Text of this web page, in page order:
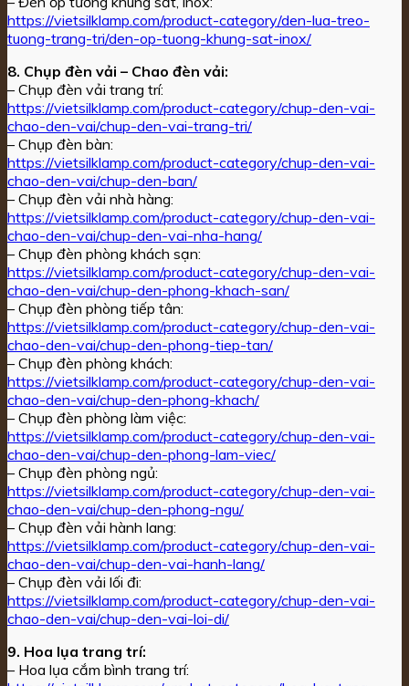
https://vietsilklamp.com/product-category/den-lua-treo-
tuong-trang-tri/den-op-tuong-khung-sat-inox/
8. Chụp đèn vải – Chao đèn vải:
– Chụp đèn vải trang trí:
https://vietsilklamp.com/product-category/chup-den-vai-
chao-den-vai/chup-den-vai-trang-tri/
– Chụp đèn bàn:
https://vietsilklamp.com/product-category/chup-den-vai-
chao-den-vai/chup-den-ban/
– Chụp đèn vải nhà hàng:
https://vietsilklamp.com/product-category/chup-den-vai-
chao-den-vai/chup-den-vai-nha-hang/
– Chụp đèn phòng khách sạn:
https://vietsilklamp.com/product-category/chup-den-vai-
chao-den-vai/chup-den-phong-khach-san/
– Chụp đèn phòng tiếp tân:
https://vietsilklamp.com/product-category/chup-den-vai-
chao-den-vai/chup-den-phong-tiep-tan/
– Chụp đèn phòng khách:
https://vietsilklamp.com/product-category/chup-den-vai-
chao-den-vai/chup-den-phong-khach/
– Chụp đèn phòng làm việc:
https://vietsilklamp.com/product-category/chup-den-vai-
chao-den-vai/chup-den-phong-lam-viec/
– Chụp đèn phòng ngủ:
https://vietsilklamp.com/product-category/chup-den-vai-
chao-den-vai/chup-den-phong-ngu/
– Chụp đèn vải hành lang:
https://vietsilklamp.com/product-category/chup-den-vai-
chao-den-vai/chup-den-vai-hanh-lang/
– Chụp đèn vải lối đi:
https://vietsilklamp.com/product-category/chup-den-vai-
chao-den-vai/chup-den-vai-loi-di/
9. Hoa lụa trang trí:
– Hoa lụa cắm bình trang trí: